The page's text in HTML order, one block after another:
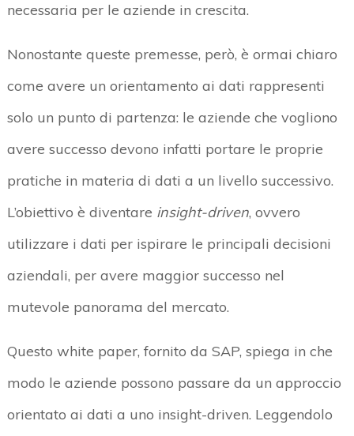
necessaria per le aziende in crescita.
Nonostante queste premesse, però, è ormai chiaro
come avere un orientamento ai dati rappresenti
solo un punto di partenza: le aziende che vogliono
avere successo devono infatti portare le proprie
pratiche in materia di dati a un livello successivo.
L’obiettivo è diventare insight-driven, ovvero
utilizzare i dati per ispirare le principali decisioni
aziendali, per avere maggior successo nel
mutevole panorama del mercato.
Questo white paper, fornito da SAP, spiega in che
modo le aziende possono passare da un approccio
orientato ai dati a uno insight-driven. Leggendolo